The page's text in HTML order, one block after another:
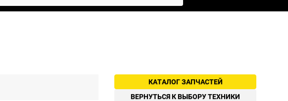
КАТАЛОГ ЗАПЧАСТЕЙ
ВЕРНУТЬСЯ К ВЫБОРУ ТЕХНИКИ